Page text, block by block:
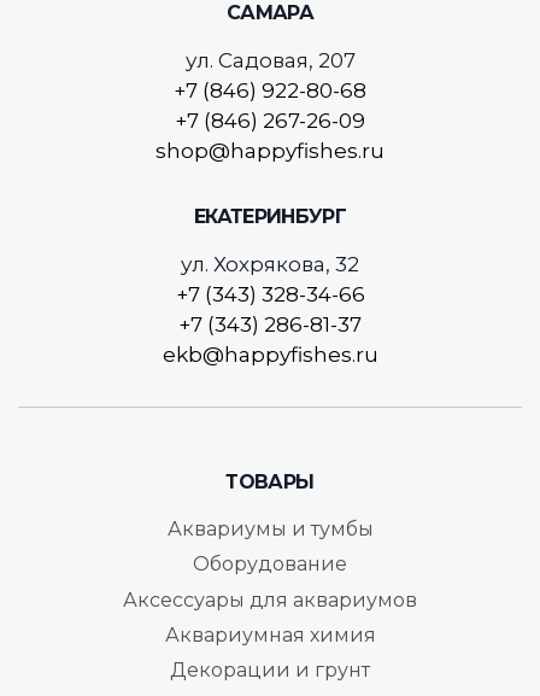
САМАРА
ул. Садовая, 207
+7 (846) 922-80-68
+7 (846) 267-26-09
shop@happyfishes.ru
ЕКАТЕРИНБУРГ
ул. Хохрякова, 32
+7 (343) 328-34-66
+7 (343) 286-81-37
ekb@happyfishes.ru
ТОВАРЫ
Аквариумы и тумбы
Оборудование
Аксессуары для аквариумов
Аквариумная химия
Декорации и грунт